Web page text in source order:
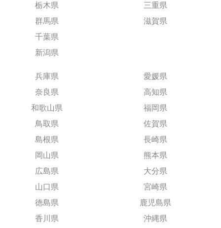
栃木県
群馬県
千葉県
新潟県
三重県
滋賀県
兵庫県
奈良県
和歌山県
鳥取県
島根県
岡山県
広島県
山口県
徳島県
香川県
愛媛県
高知県
福岡県
佐賀県
長崎県
熊本県
大分県
宮崎県
鹿児島県
沖縄県